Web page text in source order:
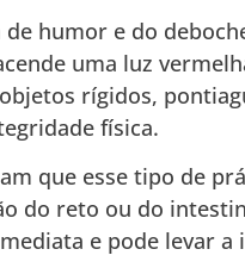
humor e do
uma luz
rígidos,
física.
que esse tipo de
do reto ou do
e pode levar a